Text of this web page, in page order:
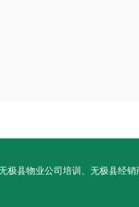
县物业公司培训、无极县经销